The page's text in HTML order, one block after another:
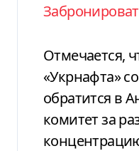
Отмечается, что в ближайшие дни
«Укрнафта»
обратится в
комитет за